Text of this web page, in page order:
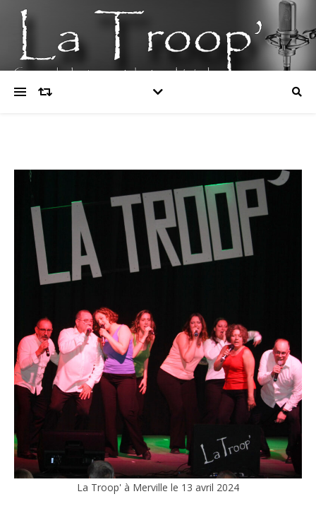
La Troop' à Merville le 13 avril 2024